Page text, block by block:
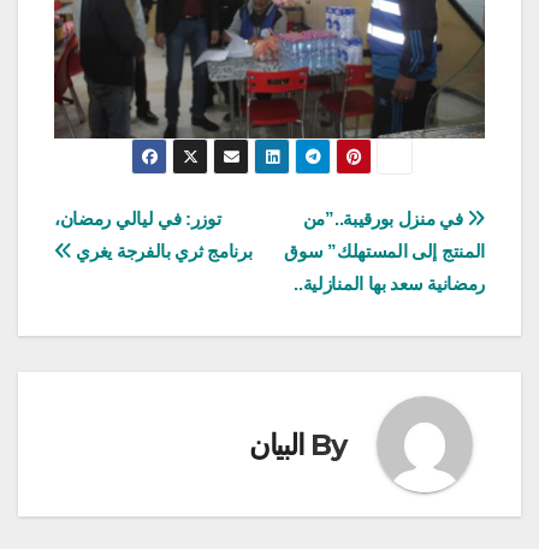
تصفّح
المقالات
توزر: في ليالي رمضان،
برنامج ثري بالفرجة يغري
في منزل بورقيبة..”من
المنتج إلى المستهلك” سوق
رمضانية سعد بها المنازلية..
By البيان